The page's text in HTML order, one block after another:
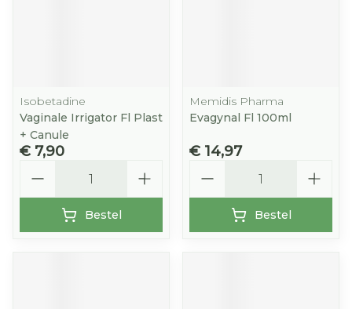
Isobetadine
Vaginale Irrigator Fl Plast
+ Canule
€ 7,90
Bestel
Memidis Pharma
Evagynal Fl 100ml
€ 14,97
Bestel